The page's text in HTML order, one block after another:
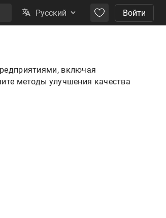
Русский Войти
включая
методы улучшения качества